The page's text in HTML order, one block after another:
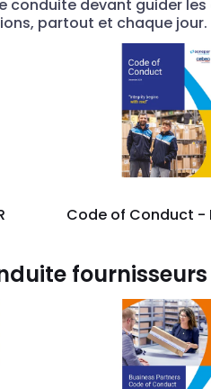
conduite devant guider
partout et chaque jour.
Code of Conduct -
fournisseurs